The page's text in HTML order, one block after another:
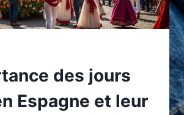
des jours
Espagne et leur